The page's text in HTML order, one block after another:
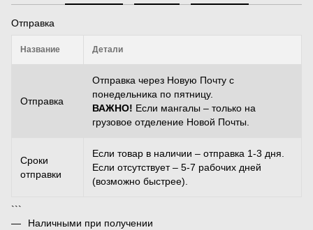
Отправка
Название Детали
Отправка
Отправка через Новую Почту с
понедельника по пятницу.
ВАЖНО! Если мангалы – только на
грузовое отделение Новой Почты.
Сроки
отправки
Если товар в наличии – отправка 1-3 дня.
Если отсутствует – 5-7 рабочих дней
(возможно быстрее).
```
Наличными при получении